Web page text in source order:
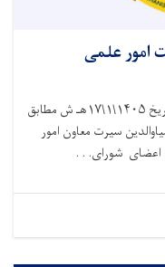
امور علمی
جلسه نوبتی شورای علمی پوهنتون کندز به تاریخ ۱۴۰۵\۱\۱۷هـ ش مطابق
ضیاوالدین سیرت معاون امور
شورای. . .